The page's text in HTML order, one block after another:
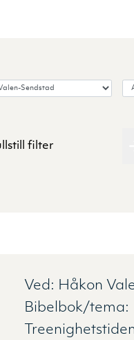
filter
Ved: Håkon
Bibelbok/tema: